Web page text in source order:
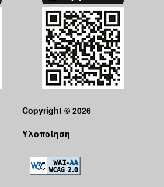
Copyright © 2026
Υλοποίηση